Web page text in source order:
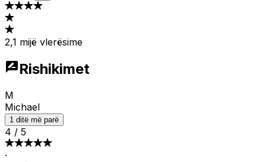
2,1 mijë vlerësime
Rishikimet
M
Michael
1 ditë më parë
4 / 5
·